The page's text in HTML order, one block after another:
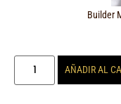
Builder
AÑADIR AL